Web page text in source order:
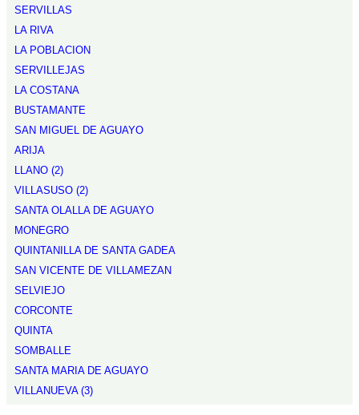
SERVILLAS
LA RIVA
LA POBLACION
SERVILLEJAS
LA COSTANA
BUSTAMANTE
SAN MIGUEL DE AGUAYO
ARIJA
LLANO (2)
VILLASUSO (2)
SANTA OLALLA DE AGUAYO
MONEGRO
QUINTANILLA DE SANTA GADEA
SAN VICENTE DE VILLAMEZAN
SELVIEJO
CORCONTE
QUINTA
SOMBALLE
SANTA MARIA DE AGUAYO
VILLANUEVA (3)